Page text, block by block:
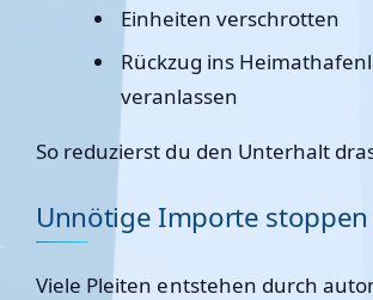
Einheiten verschrotten
Rückzug ins
veranlassen
So reduzierst du den Unterhalt
Unnötige Importe stoppen
Viele Pleiten entstehen durch